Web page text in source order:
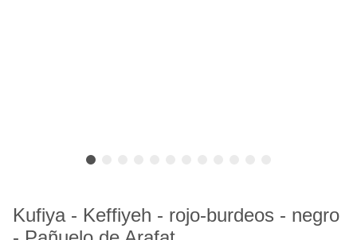
Kufiya - Keffiyeh - rojo-burdeos - negro